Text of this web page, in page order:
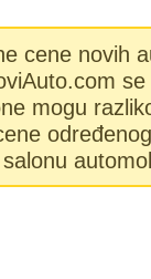
cene novih
mogu